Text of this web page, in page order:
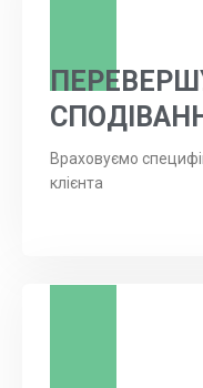
Враховуємо
клієнта